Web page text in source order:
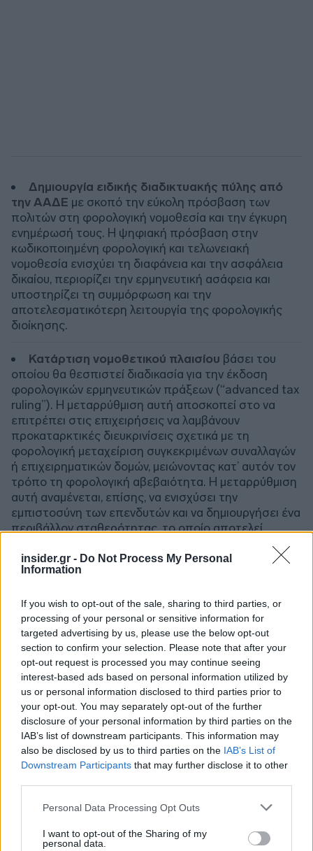
insider.gr - Do Not Process My Personal
Information
If you wish to opt-out of the sale, sharing to third parties, or
processing of your personal or sensitive information for
targeted advertising by us, please use the below opt-out
section to confirm your selection. Please note that after your
opt-out request is processed you may continue seeing
interest-based ads based on personal information utilized by
us or personal information disclosed to third parties prior to
your opt-out. You may separately opt-out of the further
disclosure of your personal information by third parties on the
IAB’s list of downstream participants. This information may
also be disclosed by us to third parties on the IAB’s List of
Downstream Participants that may further disclose it to other
Please note that this website/app uses one or more Google
not limited to your visit or usage behaviour. You may click to
grant or deny consent to Google and its third-party tags to
Personal Data Processing Opt Outs
I want to opt-out of the Sharing of my
personal data.
Δημιουργία ειδικής διαδικτυακής πύλης από
την ΑΑΔΕ με σκοπό την εύκολη πρόσβαση των
πολιτών στη φορολογική νομοθεσία και την έγκυρη
ενημέρωσή τους. Η ψηφιακή πρόσβαση στην
κωδικοποιημένη φορολογική και τελωνειακή
νομοθεσία ενισχύει τη διαφάνεια και την ασφάλεια
δικαίου, περιορίζει την ερμηνευτική ασάφεια και
υποστηρίζει τη συμμόρφωση και την
αποτελεσματικότερη λειτουργία της φορολογικής
διοίκησης.
Κατάρτιση νομοθετικού πλαισίου βάσει του
οποίου θα θεσπιστεί διαδικασία για την έκδοση
φορολογικών ερμηνευτικών πράξεων (“advanced tax
ruling”). Η μεταρρύθμιση αυτή αποσκοπεί στο να
επιτρέπει στις επιχειρήσεις να λαμβάνουν
προκαταρκτικές διευκρινίσεις σχετικά με τη
φορολογική μεταχείριση συγκεκριμένων συναλλαγών
ή επιχειρηματικών δομών, μειώνοντας κατ’ αυτόν τον
τρόπο τη φορολογική αβεβαιότητα. Η μεταρρύθμιση
αυτή αναμένεται, επίσης, να ενισχύσει την
εμπιστοσύνη των επενδυτών και να δημιουργήσει ένα
περιβάλλον σταθερότητας, το οποίο αποτελεί
προσέλκυση νέων επενδύσεων.
ελέγχωνκαι ολοκλήρωση του έργου της βελτίωσης
και επέκτασης του Κέντρου Εξυπηρέτησης
Φορολογουμένων και των υπηρεσιών του
τηλεφωνικού κέντρου της ΑΑΔΕ με τη δημιουργία
ενός «ψηφιακού βοηθού».
Εταιρικοί όμιλοι
Παράλληλα αναμένεται η θεσμοθέτηση ενός
ενιαίου πλαισίου φορολογίας εισοδήματος για
τους ημεδαπούς εταιρικούς ομίλους («group
taxation»). Κύριος στόχος είναι η δημιουργία
φορολογικού περιβάλλοντος που μειώνει την